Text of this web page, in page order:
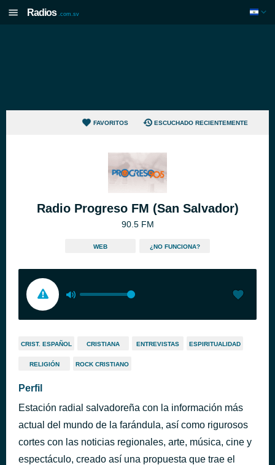
Radios .com.sv
FAVORITOS ESCUCHADO RECIENTEMENTE
Radio Progreso FM (San Salvador)
90.5 FM
WEB ¿NO FUNCIONA?
CRIST. ESPAÑOL CRISTIANA ENTREVISTAS ESPIRITUALIDAD
RELIGIÓN ROCK CRISTIANO
Perfil
Estación radial salvadoreña con la información más
actual del mundo de la farándula, así como rigurosos
cortes con las noticias regionales, arte, música, cine y
espectáculo, creado así una propuesta que trae el